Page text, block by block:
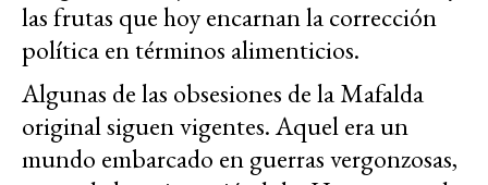
las frutas que hoy encarnan la corrección
política en términos alimenticios.
Algunas de las obsesiones de la Mafalda
original siguen vigentes. Aquel era un
mundo embarcado en guerras vergonzosas,